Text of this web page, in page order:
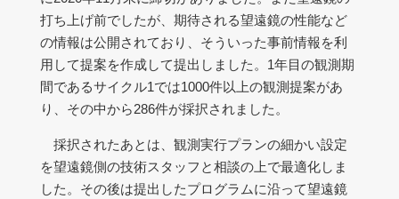
打ち上げ前でしたが、期待される望遠鏡の性能など
の情報は公開されており、そういった事前情報を利
用して提案を作成して提出しました。1年目の観測期
間であるサイクル1では1000件以上の観測提案があ
り、その中から286件が採択されました。
採択されたあとは、観測実行プランの細かい設定
を望遠鏡側の技術スタッフと相談の上で最適化しま
した。その後は提出したプログラムに沿って望遠鏡